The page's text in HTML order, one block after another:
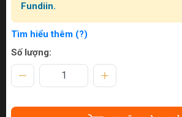
Fundiin.
Tìm hiểu thêm (?)
Số lượng: